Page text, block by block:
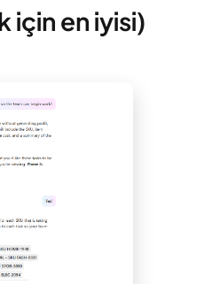
için en iyisi)